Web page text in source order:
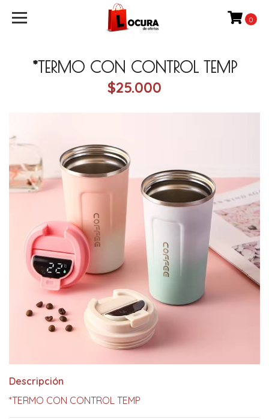
0
*TERMO CON CONTROL TEMP
$25.000
Descripción
*TERMO CON CONTROL TEMP